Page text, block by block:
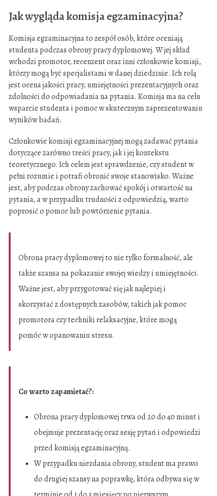
Jak wygląda komisja egzaminacyjna?
Komisja egzaminacyjna to zespół osób, które oceniają
studenta podczas obrony pracy dyplomowej. W jej skład
wchodzi promotor, recenzent oraz inni członkowie komisji,
którzy mogą być specjalistami w danej dziedzinie. Ich rolą
jest ocena jakości pracy, umiejętności prezentacyjnych oraz
zdolności do odpowiadania na pytania. Komisja ma na celu
wsparcie studenta i pomoc w skutecznym zaprezentowaniu
wyników badań.
Członkowie komisji egzaminacyjnej mogą zadawać pytania
dotyczące zarówno treści pracy, jak i jej kontekstu
teoretycznego. Ich celem jest sprawdzenie, czy student w
pełni rozumie i potrafi obronić swoje stanowisko. Ważne
jest, aby podczas obrony zachować spokój i otwartość na
pytania, a w przypadku trudności z odpowiedzią, warto
poprosić o pomoc lub powtórzenie pytania.
Obrona pracy dyplomowej to nie tylko formalność, ale
także szansa na pokazanie swojej wiedzy i umiejętności.
Ważne jest, aby przygotować się jak najlepiej i
skorzystać z dostępnych zasobów, takich jak pomoc
promotora czy techniki relaksacyjne, które mogą
pomóc w opanowaniu stresu.
Co warto zapamietać?:
Obrona pracy dyplomowej trwa od 20 do 40 minut i
obejmuje prezentację oraz sesję pytań i odpowiedzi
przed komisją egzaminacyjną.
W przypadku niezdania obrony, student ma prawo
do drugiej szansy na poprawkę, która odbywa się w